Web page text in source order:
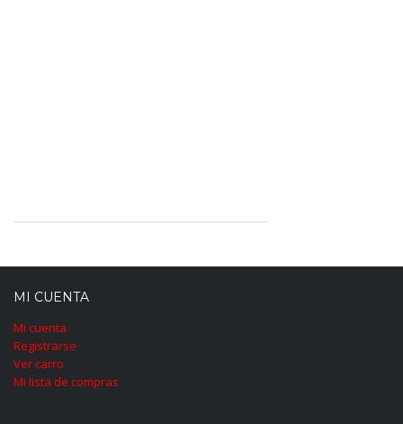
MI CUENTA
Mi cuenta
Registrarse
Ver carro
Mi lista de compras